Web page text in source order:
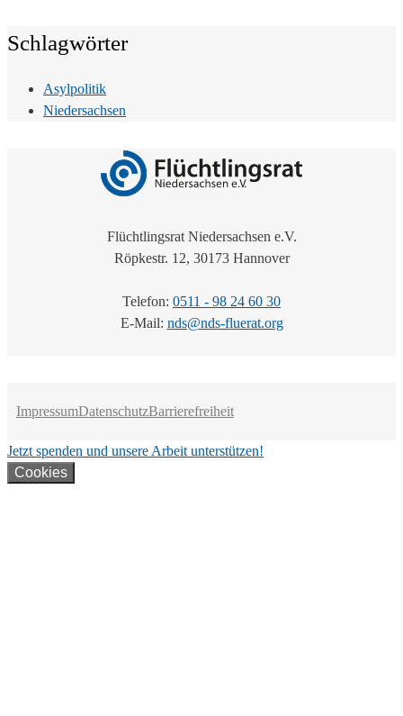
Schlagwörter
Asylpolitik
Niedersachsen
Flüchtlingsrat Niedersachsen e.V.
Röpkestr. 12, 30173 Hannover
Telefon: 0511 - 98 24 60 30
E-Mail: nds@nds-fluerat.org
ImpressumDatenschutzBarrierefreiheit
Jetzt spenden und unsere Arbeit unterstützen!
Cookies